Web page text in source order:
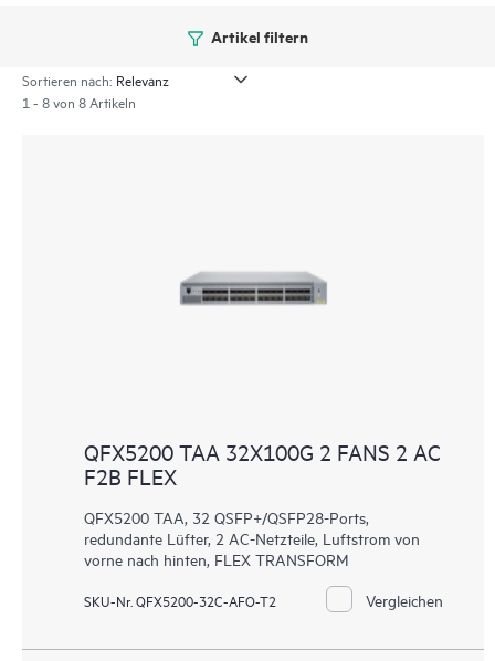
Artikel filtern
Sortieren nach:
1 - 8 von 8 Artikeln
QFX5200 TAA 32X100G 2 FANS 2 AC
F2B FLEX
QFX5200 TAA, 32 QSFP+/QSFP28-Ports,
redundante Lüfter, 2 AC-Netzteile, Luftstrom von
vorne nach hinten, FLEX TRANSFORM
SKU-Nr. QFX5200-32C-AFO-T2 Vergleichen